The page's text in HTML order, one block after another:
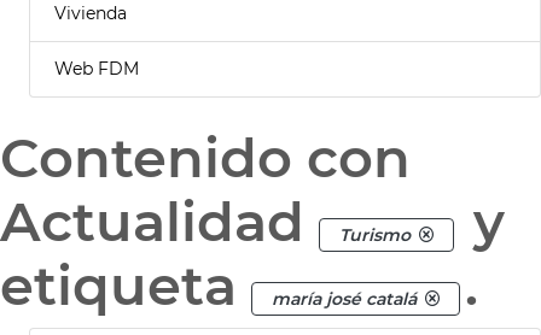
Vivienda
Web FDM
Contenido con
Actualidad
Turismo
y
etiqueta
maría josé catalá .